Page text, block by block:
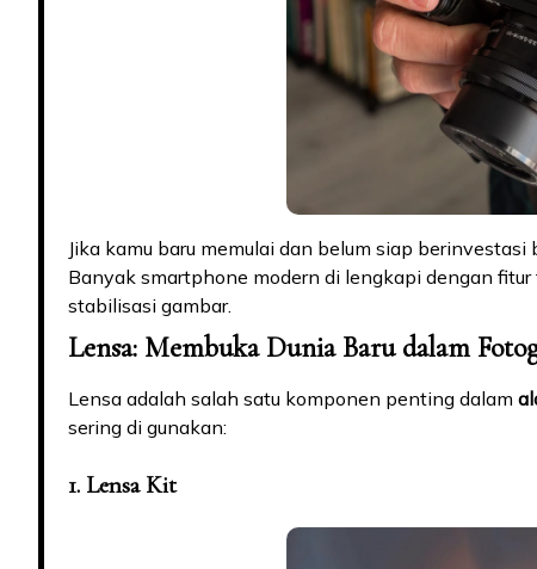
Jika kamu baru memulai dan belum siap
Banyak smartphone modern di lengkapi dengan
stabilisasi gambar.
Lensa: Membuka Dunia Baru dalam
Lensa adalah salah satu komponen penting dalam
sering di gunakan:
1. Lensa Kit